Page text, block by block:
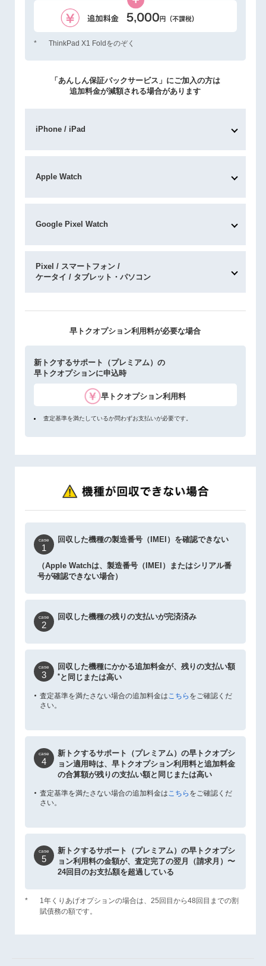
* ThinkPad X1 Foldをのぞく
「あんしん保証パックサービス」にご加入の方は
追加料金が減額される場合があります
iPhone / iPad
Apple Watch
Google Pixel Watch
Pixel / スマートフォン /
ケータイ / タブレット・パソコン
早トクオプション利用料が必要な場合
新トクするサポート（プレミアム）の
早トクオプションに申込時
早トクオプション利用料
査定基準を満たしているか問わずお支払いが必要です。
case
1
回収した機種の製造番号（IMEI）を確認できない
（Apple Watchは、製造番号（IMEI）またはシリアル番
号が確認できない場合）
case
2
回収した機種の残りの支払いが完済済み
case
3
回収した機種にかかる追加料金が、残りの支払い額
*と同じまたは高い
査定基準を満たさない場合の追加料金は こちら をご確認くだ
さい。
case
4
新トクするサポート（プレミアム）の早トクオプシ
ョン適用時は、早トクオプション利用料と追加料金
の合算額が残りの支払い額と同じまたは高い
査定基準を満たさない場合の追加料金は こちら をご確認くだ
さい。
case
5
新トクするサポート（プレミアム）の早トクオプシ
ョン利用料の金額が、査定完了の翌月（請求月）〜
24回目のお支払額を超過している
*
1年くりあげオプションの場合は、25回目から48回目までの割
賦債務の額です。